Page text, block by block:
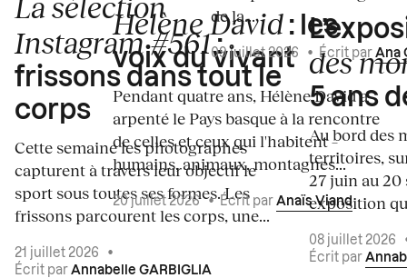
Instagram #561:
frissons dans tout le
corps
Cette semaine les photographes
capturent à travers leur objectif le
sport sous toutes ses formes. Les
frissons parcourent les corps, une...
21 juillet 2026
•
Écrit par Annabelle GARBIGLIA
Hélène David : les
voix du vivant
Pendant quatre ans, Hélène David a
arpenté le Pays basque à la rencontre
de celles et ceux qui l'habitent –
humains, animaux, montagnes...
20 juillet 2026•Écrit par Anaïs Viand
de la...
09 juillet 2026 • Écrit par Ana
des
5 ans
Au bord des
territoires,
27 juin au 20
exposition
08 juillet 2026
Écrit par